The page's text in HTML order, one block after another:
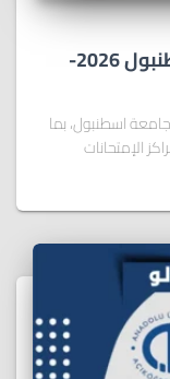
التعليم المفتوح في جامعة اسطنبول 2026-
اسطنبول، بما
الإمتحانات